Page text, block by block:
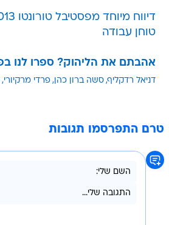
טוחן עבודה
אהבתם את הליהוק? ספרו לנו
דניאל רדקליף סשה ברון כהן פרדי מרקיורי
טרם התפרסמו תגובות